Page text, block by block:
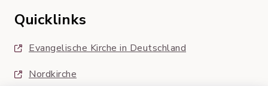
Quicklinks
Evangelische Kirche in Deutschland
Nordkirche